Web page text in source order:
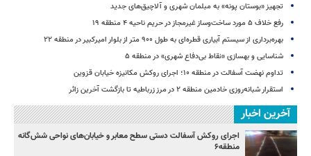
تجهیز «بوستان پونه» به مبلمان شهری و آلاچیق‌های جدید
رفع خلاف ۵ مورد ساخت‌وساز غیرمجاز در حریم ناحیه ۴ منطقه ۱۹
بهره‌برداری از سیستم آبیاری قطره‌ای به طول ۹۰۰ متر از بلوار امیرکبیر در منطقه ۲۲
شناسایی و بهسازی «نقاط بی‌دفاع شهری» در منطقه ۵
تداوم نهضت آسفالت در منطقه ۱۰؛ اجرای روکش مکانیزه خیابان قزوین
استقرار شبانه‌روزی خادمین منطقه ۲ در مرز زرباطیه تا بازگشت آخرین زائر
آخرین اخبار
اجرای روکش آسفالت دستی سطح معابر و خیابان‌های نواحی شش‌گانه
منطقه۶